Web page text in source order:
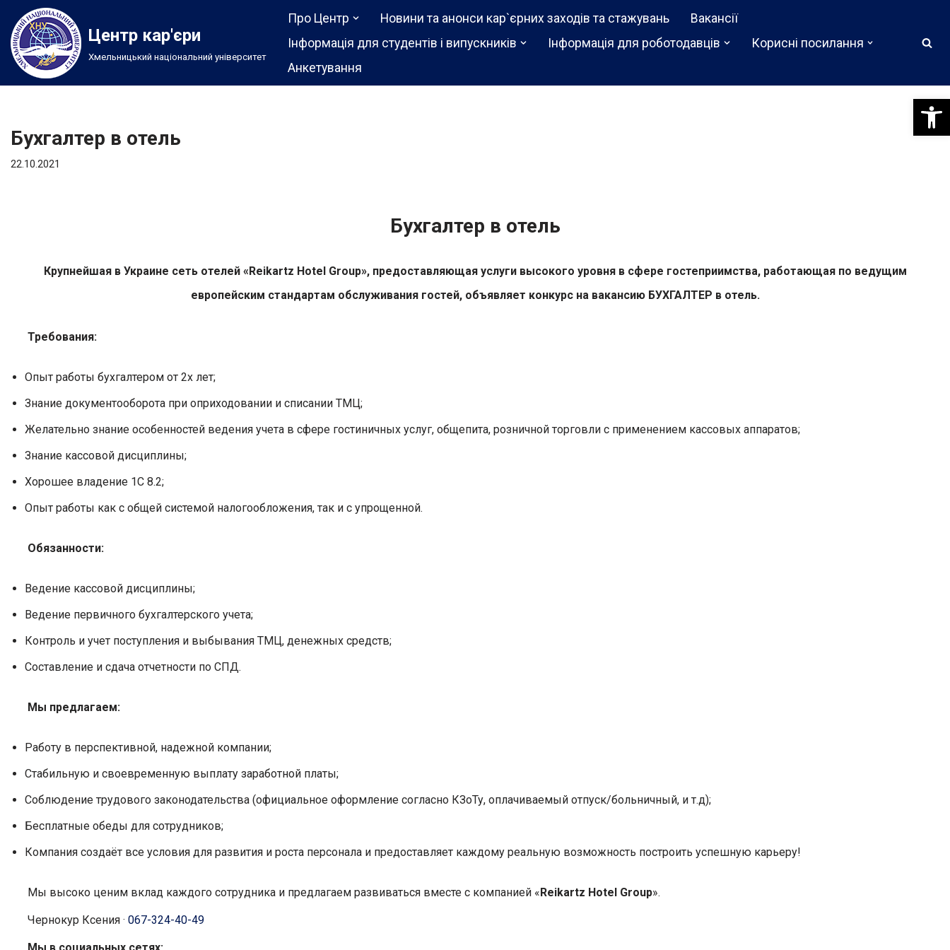
Перейти
до
вмісту
Центр кар'єри
Хмельницький національний університет
Про Центр Новини та анонси кар`єрних заходів та стажувань
Вакансії
Інформація для студентів і випускників
Інформація для роботодавців
Корисні посилання
Анкетування
Бухгалтер в отель
22.10.2021
Бухгалтер в отель
Крупнейшая в Украине сеть отелей «Reikartz Hotel Group», предоставляющая услуги высокого уровня в сфере гостеприимства, работающая по ведущим
европейским стандартам обслуживания гостей, объявляет конкурс на вакансию БУХГАЛТЕР в отель.
Требования:
Опыт работы бухгалтером от 2х лет;
Знание документооборота при оприходовании и списании ТМЦ;
Желательно знание особенностей ведения учета в сфере гостиничных услуг, общепита, розничной торговли с применением кассовых аппаратов;
Знание кассовой дисциплины;
Хорошее владение 1С 8.2;
Опыт работы как с общей системой налогообложения, так и с упрощенной.
Обязанности:
Ведение кассовой дисциплины;
Ведение первичного бухгалтерского учета;
Контроль и учет поступления и выбывания ТМЦ, денежных средств;
Составление и сдача отчетности по СПД.
Мы предлагаем:
Работу в перспективной, надежной компании;
Стабильную и своевременную выплату заработной платы;
Соблюдение трудового законодательства (официальное оформление согласно КЗоТу, оплачиваемый отпуск/больничный, и т.д);
Бесплатные обеды для сотрудников;
Компания создаёт все условия для развития и роста персонала и предоставляет каждому реальную возможность построить успешную карьеру!
Мы высоко ценим вклад каждого сотрудника и предлагаем развиваться вместе с компанией «Reikartz Hotel Group».
Чернокур Ксения · 067-324-40-49